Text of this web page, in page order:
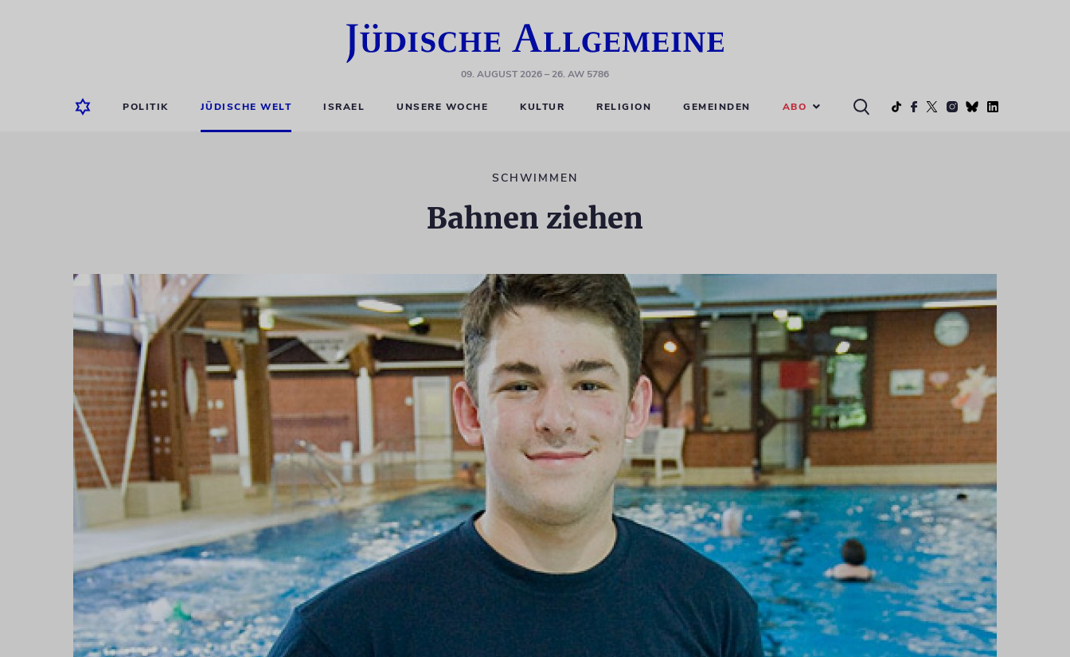
09. AUGUST 2026– 26. AW 5786
POLITIK JÜDISCHE WELT ISRAEL UNSERE WOCHE KULTUR RELIGION GEMEINDEN ABO
SCHWIMMEN
Bahnen ziehen